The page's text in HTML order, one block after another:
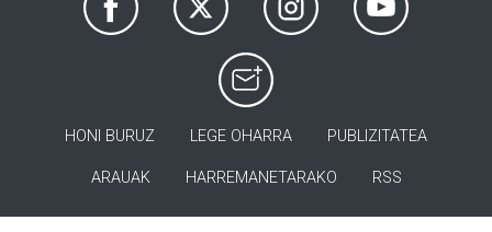
HONI BURUZ LEGE OHARRA PUBLIZITATEA
ARAUAK HARREMANETARAKO RSS